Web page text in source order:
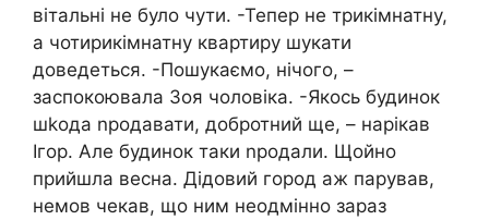
вітальні не було чути. -Тепер не трикімнатну,
а чотирикімнатну квартиру шукати
доведеться. -Пошукаємо, нічого, –
заспокоювала Зоя чоловіка. -Якось будинок
шkода nродавати, добротний ще, – нарікав
Ігор. Але будинок таки nродали. Щойно
прийшла весна. Дідовий город аж парував,
немов чекав, що ним неодмінно зараз